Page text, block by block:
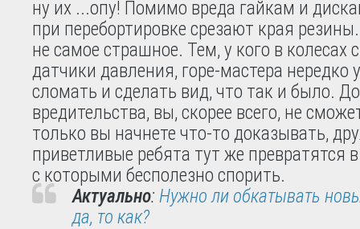
ну их ...опу! Помимо вреда гайкам и
при перебортировке срезают края
не самое страшное. Тем, у кого в колесах
датчики давления, горе-мастера нередко
сломать и сделать вид, что так и было.
вредительства, вы, скорее всего, не
только вы начнете что-то доказывать,
приветливые ребята тут же превратятся
с которыми бесполезно спорить.
Актуально: Нужно ли обкатывать
да, то как?